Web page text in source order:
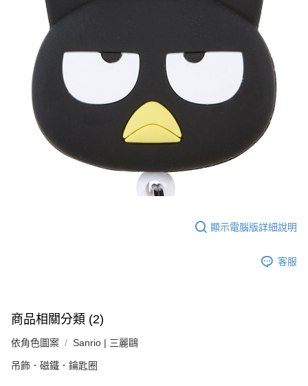
顯示電腦版詳細說明
客服
商品相關分類 (2)
依角色圖案 Sanrio | 三麗鷗
吊飾．磁鐵．鑰匙圈